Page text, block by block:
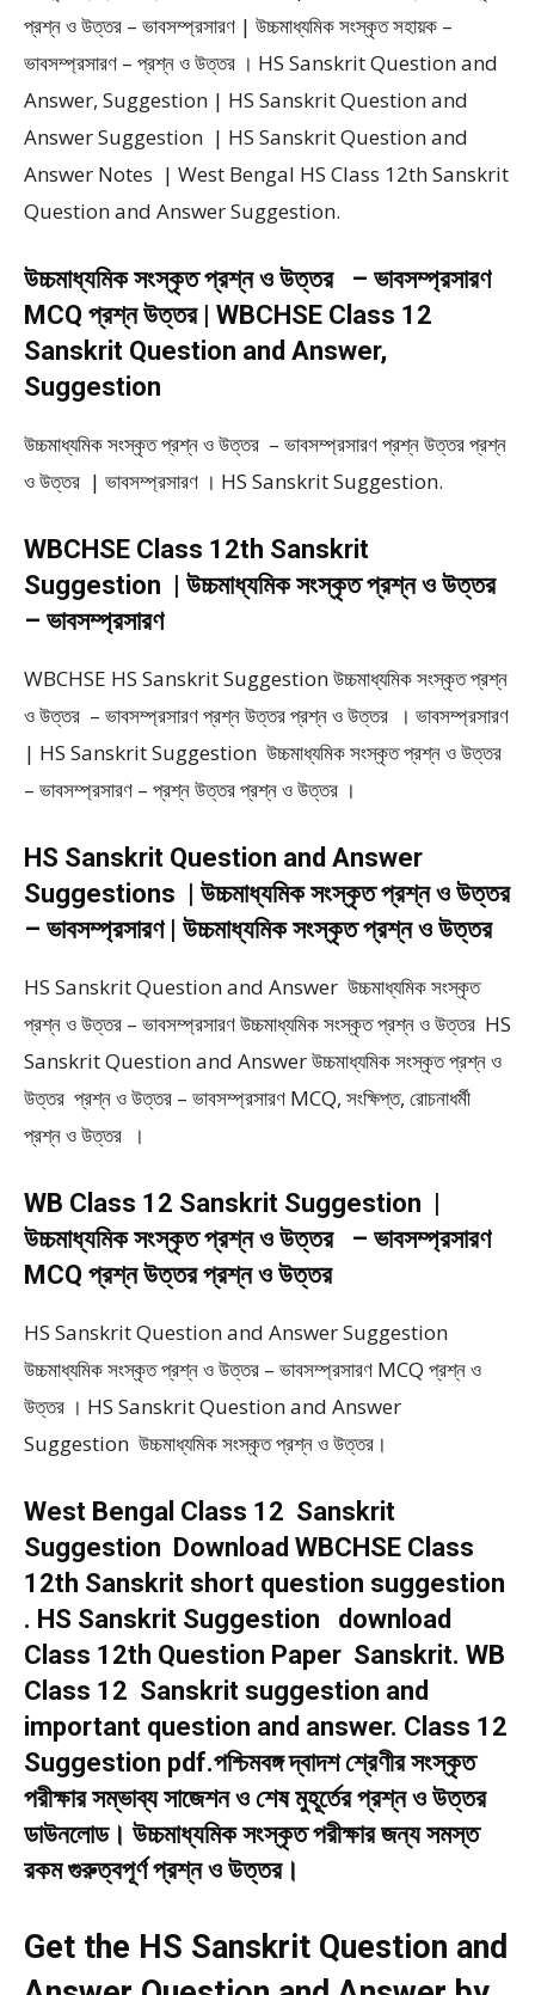
প্রশ্ন ও উত্তর – ভাবসম্প্রসারণ | উচ্চমাধ্যমিক সংস্কৃত সহায়ক –
ভাবসম্প্রসারণ – প্রশ্ন ও উত্তর । HS Sanskrit Question and
Answer, Suggestion | HS Sanskrit Question and
Answer Suggestion | HS Sanskrit Question and
Answer Notes | West Bengal HS Class 12th Sanskrit
Question and Answer Suggestion.
উচ্চমাধ্যমিক সংস্কৃত প্রশ্ন ও উত্তর – ভাবসম্প্রসারণ
MCQ প্রশ্ন উত্তর | WBCHSE Class 12
Sanskrit Question and Answer,
Suggestion
উচ্চমাধ্যমিক সংস্কৃত প্রশ্ন ও উত্তর – ভাবসম্প্রসারণ প্রশ্ন উত্তর প্রশ্ন
ও উত্তর | ভাবসম্প্রসারণ । HS Sanskrit Suggestion.
WBCHSE Class 12th Sanskrit
Suggestion | উচ্চমাধ্যমিক সংস্কৃত প্রশ্ন ও উত্তর
– ভাবসম্প্রসারণ
WBCHSE HS Sanskrit Suggestion উচ্চমাধ্যমিক সংস্কৃত প্রশ্ন
ও উত্তর – ভাবসম্প্রসারণ প্রশ্ন উত্তর প্রশ্ন ও উত্তর । ভাবসম্প্রসারণ
| HS Sanskrit Suggestion উচ্চমাধ্যমিক সংস্কৃত প্রশ্ন ও উত্তর
– ভাবসম্প্রসারণ – প্রশ্ন উত্তর প্রশ্ন ও উত্তর ।
HS Sanskrit Question and Answer
Suggestions | উচ্চমাধ্যমিক সংস্কৃত প্রশ্ন ও উত্তর
– ভাবসম্প্রসারণ | উচ্চমাধ্যমিক সংস্কৃত প্রশ্ন ও উত্তর
HS Sanskrit Question and Answer উচ্চমাধ্যমিক সংস্কৃত
প্রশ্ন ও উত্তর – ভাবসম্প্রসারণ উচ্চমাধ্যমিক সংস্কৃত প্রশ্ন ও উত্তর HS
Sanskrit Question and Answer উচ্চমাধ্যমিক সংস্কৃত প্রশ্ন ও
উত্তর প্রশ্ন ও উত্তর – ভাবসম্প্রসারণ MCQ, সংক্ষিপ্ত, রোচনাধর্মী
প্রশ্ন ও উত্তর ।
WB Class 12 Sanskrit Suggestion |
উচ্চমাধ্যমিক সংস্কৃত প্রশ্ন ও উত্তর – ভাবসম্প্রসারণ
MCQ প্রশ্ন উত্তর প্রশ্ন ও উত্তর
HS Sanskrit Question and Answer Suggestion
উচ্চমাধ্যমিক সংস্কৃত প্রশ্ন ও উত্তর – ভাবসম্প্রসারণ MCQ প্রশ্ন ও
উত্তর । HS Sanskrit Question and Answer
Suggestion উচ্চমাধ্যমিক সংস্কৃত প্রশ্ন ও উত্তর।
West Bengal Class 12 Sanskrit
Suggestion Download WBCHSE Class
12th Sanskrit short question suggestion
. HS Sanskrit Suggestion download
Class 12th Question Paper Sanskrit. WB
Class 12 Sanskrit suggestion and
important question and answer. Class 12
Suggestion pdf.পশ্চিমবঙ্গ দ্বাদশ শ্রেণীর সংস্কৃত
পরীক্ষার সম্ভাব্য সাজেশন ও শেষ মুহূর্তের প্রশ্ন ও উত্তর
ডাউনলোড। উচ্চমাধ্যমিক সংস্কৃত পরীক্ষার জন্য সমস্ত
রকম গুরুত্বপূর্ণ প্রশ্ন ও উত্তর।
Get the HS Sanskrit Question and